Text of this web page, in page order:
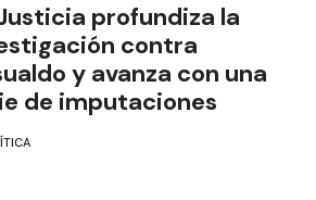
profundiza la
contra
y avanza con una
de imputaciones